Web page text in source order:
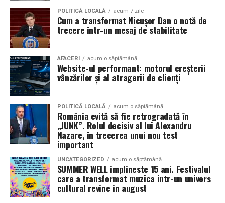
Pe11 februarieva avea loc proiecția specială
mea”de la Cinema City din City Park Constanța,de la
18:30, unde
regizorul Paul Decu și actrița Azaleea
Necula, originari din Constanța și împrejurimi, vor
prezenta filmul alături de colegii lor
Alexandra Răduță și Gabriel Vatavu.
Cinema City Shopping City Galați
12 februarie de la 18:30la întâlnirea cu actrițele
State și Azaleea Necula și regizorul Paul Decu.
Pe 13 februarie la ora 18:30, spectatorii dinIași
invitați la proiecția specială din
Mall, alături de regizorulPaul Decuși de
actoriiGabriel Vatavu, Sergiu Costache, Azaleea
Necula, Alexandra Răduță.
POLITICĂ LOCALĂ acum 7 zile
Cum a transformat Nicușor Dan o notă de
trecere într-un mesaj de stabilitate
AFACERI acum o săptămână
Website-ul performant: motorul creșterii
vânzărilor și al atragerii de clienți
POLITICĂ LOCALĂ acum o săptămână
România evită să fie retrogradată în
„JUNK”. Rolul decisiv al lui Alexandru
Nazare, în trecerea unui nou test
important
UNCATEGORIZED acum o săptămână
SUMMER WELL implineste 15 ani. Festivalul
care a transformat muzica intr-un univers
cultural revine in august